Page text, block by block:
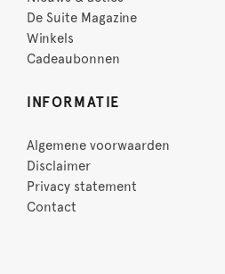
De Suite Magazine
Winkels
Cadeaubonnen
INFORMATIE
Algemene voorwaarden
Disclaimer
Privacy statement
Contact